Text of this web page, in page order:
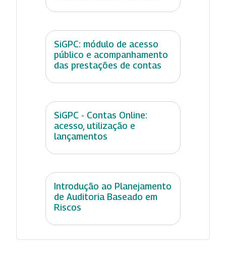
SiGPC: módulo de acesso
público e acompanhamento
das prestações de contas
SiGPC - Contas Online:
acesso, utilização e
lançamentos
Introdução ao Planejamento
de Auditoria Baseado em
Riscos